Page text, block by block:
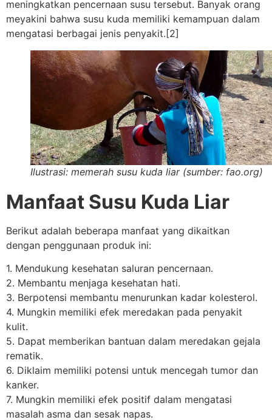
meningkatkan pencernaan susu tersebut. Banyak orang
meyakini bahwa susu kuda memiliki kemampuan dalam
mengatasi berbagai jenis penyakit.[2]
Ilustrasi: memerah susu kuda liar (sumber: fao.org)
Manfaat Susu Kuda Liar
Berikut adalah beberapa manfaat yang dikaitkan
dengan penggunaan produk ini:
1. Mendukung kesehatan saluran pencernaan.
2. Membantu menjaga kesehatan hati.
3. Berpotensi membantu menurunkan kadar kolesterol.
4. Mungkin memiliki efek meredakan pada penyakit
kulit.
5. Dapat memberikan bantuan dalam meredakan gejala
rematik.
6. Diklaim memiliki potensi untuk mencegah tumor dan
kanker.
7. Mungkin memiliki efek positif dalam mengatasi
masalah asma dan sesak napas.